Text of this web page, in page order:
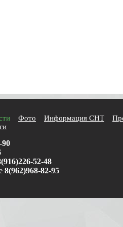
Фото Информация СНТ
90
52-48
8(962)968-82-95